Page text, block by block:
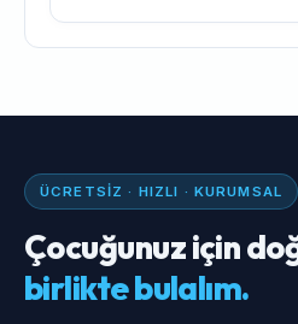
ÜCRETSIZ · HIZLI · KURUMSAL
Çocuğunuz için
birlikte bulalım.